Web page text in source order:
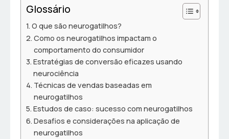
Glossário
O que são neurogatilhos?
Como os neurogatilhos impactam o
comportamento do consumidor
Estratégias de conversão eficazes usando
neurociência
Técnicas de vendas baseadas em
neurogatilhos
Estudos de caso: sucesso com neurogatilhos
Desafios e considerações na aplicação de
neurogatilhos